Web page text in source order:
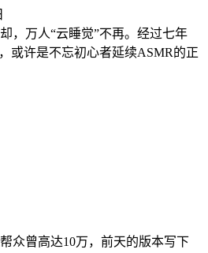
，万人“云睡觉”不再。经过七年
或许是不忘初心者延续ASMR的正
众曾高达10万，前天的版本写下